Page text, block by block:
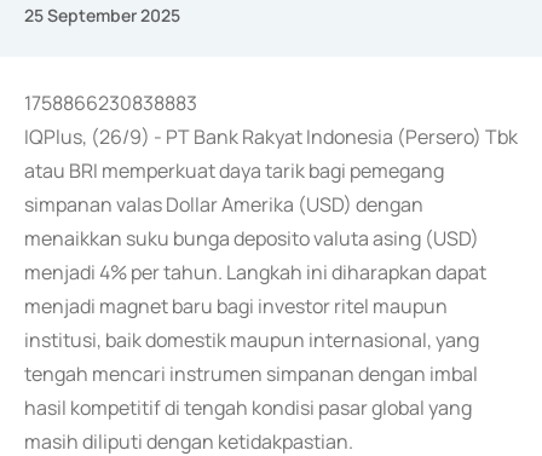
25 September 2025
1758866230838883
IQPlus, (26/9) - PT Bank Rakyat Indonesia (Persero) Tbk
atau BRI memperkuat daya tarik bagi pemegang
simpanan valas Dollar Amerika (USD) dengan
menaikkan suku bunga deposito valuta asing (USD)
menjadi 4% per tahun. Langkah ini diharapkan dapat
menjadi magnet baru bagi investor ritel maupun
institusi, baik domestik maupun internasional, yang
tengah mencari instrumen simpanan dengan imbal
hasil kompetitif di tengah kondisi pasar global yang
masih diliputi dengan ketidakpastian.